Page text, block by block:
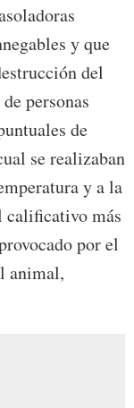
y que
del
personas
de
se realizaban
y a la
calificativo más
por el
animal,